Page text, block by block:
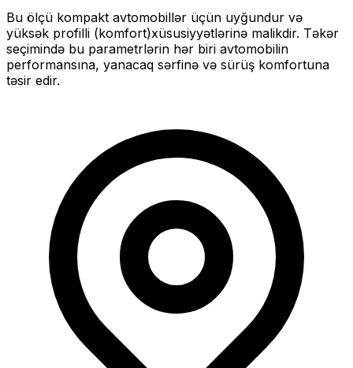
Bu ölçü kompakt avtomobillər üçün uyğundur və
yüksək profilli (komfort)xüsusiyyətlərinə malikdir. Təkər
seçimində bu parametrlərin hər biri avtomobilin
performansına, yanacaq sərfinə və sürüş komfortuna
təsir edir.